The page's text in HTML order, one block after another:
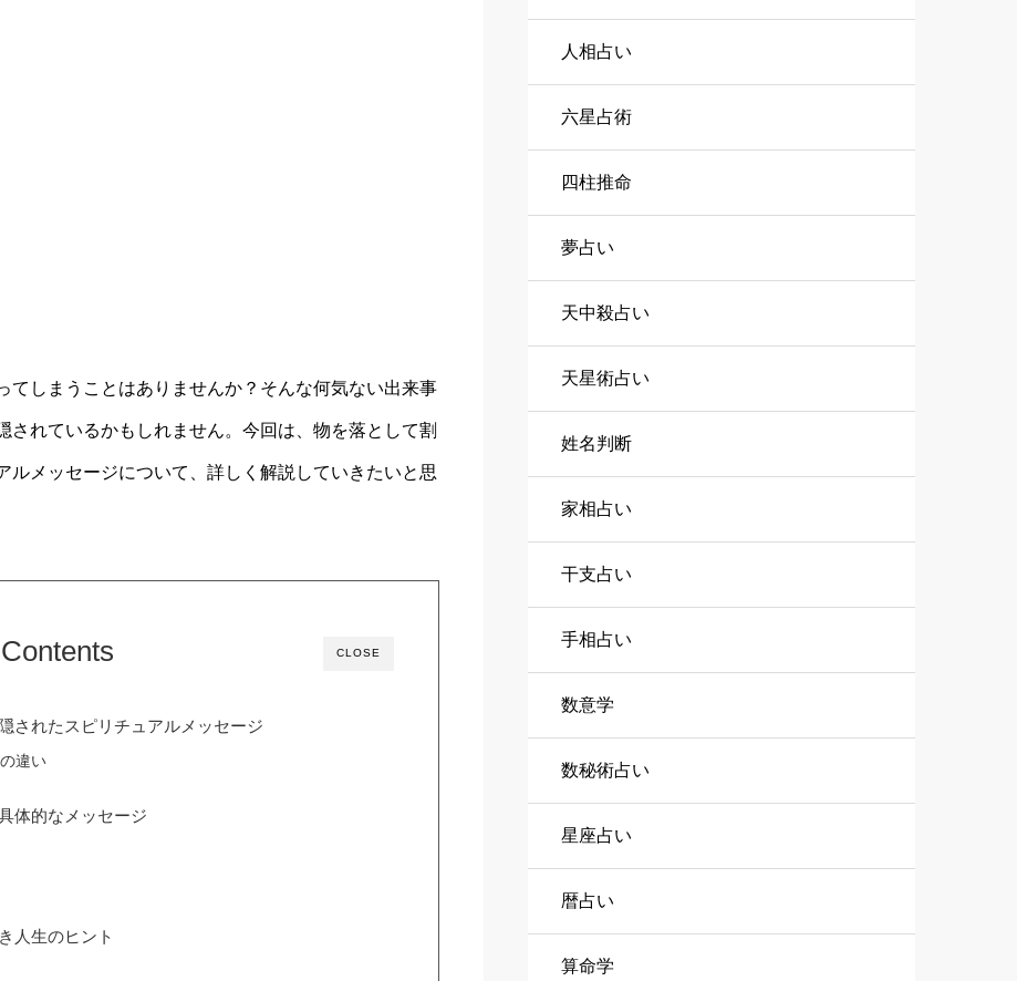
てしまうことはありませんか？そんな何気ない出来事
れているかもしれません。今回は、物を落として割
ルメッセージについて、詳しく解説していきたいと思
CLOSE
Contents
されたスピリチュアルメッセージ
違い
体的なメッセージ
人生のヒント
人相占い
六星占術
四柱推命
夢占い
天中殺占い
天星術占い
姓名判断
家相占い
干支占い
手相占い
数意学
数秘術占い
星座占い
暦占い
算命学